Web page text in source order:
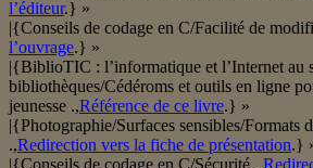
l’éditeur.} »
|{Conseils de codage en C/Facilité de
l’ouvrage.} »
|{BiblioTIC : l’informatique et l’Internet au
bibliothèques/Cédéroms et outils en ligne
jeunesse .,Référence de ce livre.} »
|{Photographie/Surfaces sensibles/Formats
.,Redirection vers la fiche de présentation.}
|{Conseils de codage en C/Sécurité .,